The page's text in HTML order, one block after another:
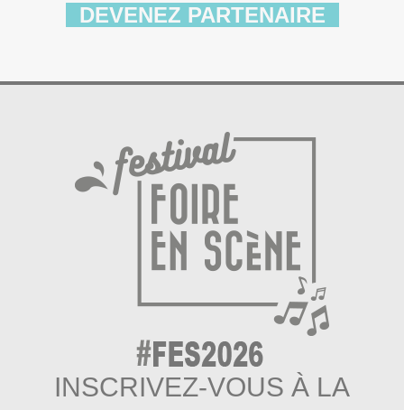
DEVENEZ PARTENAIRE
INSCRIVEZ-VOUS À LA